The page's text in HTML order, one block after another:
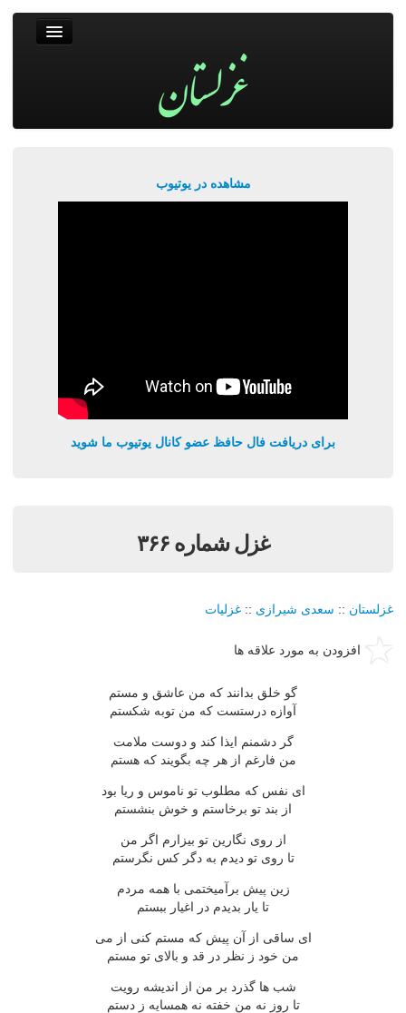
مشاهده در یوتیوب
برای دریافت فال حافظ عضو کانال یوتیوب ما شوید
غزل شماره ۳۶۶
غزلستان :: سعدی شیرازی :: غزلیات
افزودن به مورد علاقه ها
گو خلق بدانند که من عاشق و مستم
آوازه درستست که من توبه شکستم
گر دشمنم ایذا کند و دوست ملامت
من فارغم از هر چه بگویند که هستم
ای نفس که مطلوب تو ناموس و ریا بود
از بند تو برخاستم و خوش بنشستم
از روی نگارین تو بیزارم اگر من
تا روی تو دیدم به دگر کس نگرستم
زین پیش برآمیختمی با همه مردم
تا یار بدیدم در اغیار ببستم
ای ساقی از آن پیش که مستم کنی از می
من خود ز نظر در قد و بالای تو مستم
شب ها گذرد بر من از اندیشه رویت
تا روز نه من خفته نه همسایه ز دستم